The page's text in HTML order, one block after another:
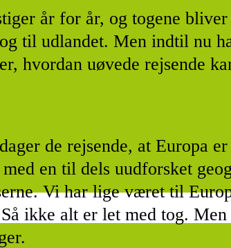
år for år, og togene
til udlandet. Men indtil nu
hvordan uøvede rejsende
de rejsende, at Europa
en til dels uudforsket
Vi har lige været til
ikke alt er let med tog.